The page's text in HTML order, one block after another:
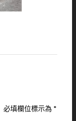
必填欄位標示為 *